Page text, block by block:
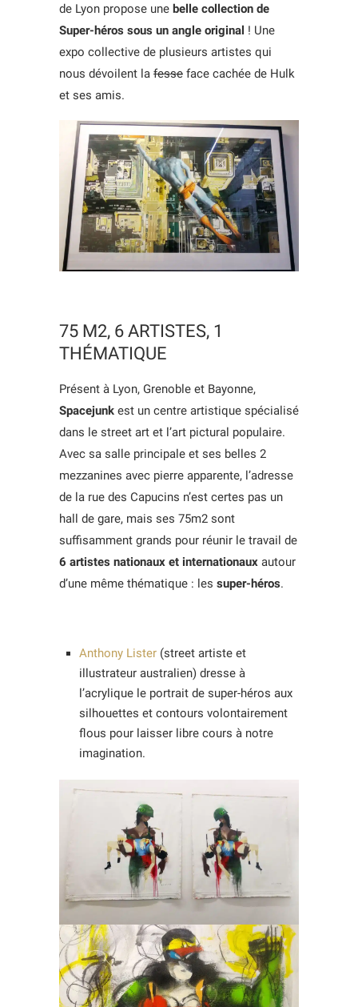
de Lyon propose une belle collection de
Super-héros sous un angle original ! Une
expo collective de plusieurs artistes qui
nous dévoilent la fesse face cachée de Hulk
et ses amis.
75 M2, 6 ARTISTES, 1
THÉMATIQUE
Présent à Lyon, Grenoble et Bayonne,
Spacejunk est un centre artistique spécialisé
dans le street art et l’art pictural populaire.
Avec sa salle principale et ses belles 2
mezzanines avec pierre apparente, l’adresse
de la rue des Capucins n’est certes pas un
hall de gare, mais ses 75m2 sont
suffisamment grands pour réunir le travail de
6 artistes nationaux et internationaux autour
d’une même thématique : les super-héros.
Anthony Lister (street artiste et
illustrateur australien) dresse à
l’acrylique le portrait de super-héros aux
silhouettes et contours volontairement
flous pour laisser libre cours à notre
imagination.